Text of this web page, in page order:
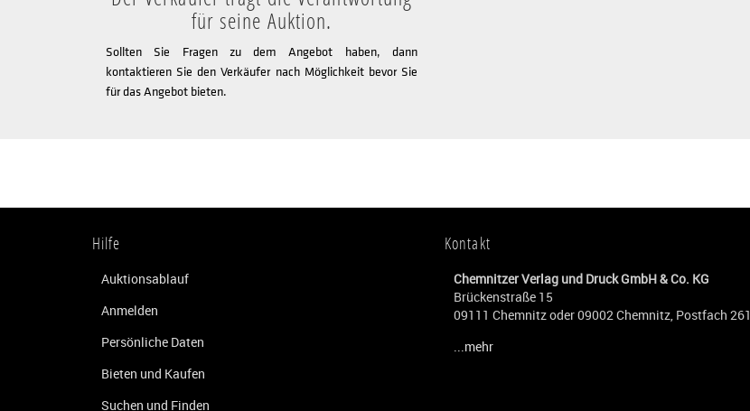
für seine Auktion.
Sollten Sie Fragen zu dem Angebot haben, dann
kontaktieren Sie den Verkäufer nach Möglichkeit bevor Sie
für das Angebot bieten.
Hilfe
Auktionsablauf
Anmelden
Persönliche Daten
Bieten und Kaufen
Suchen und Finden
Kontakt
Chemnitzer Verlag und Druck GmbH & Co. KG
Brückenstraße 15
09111 Chemnitz oder 09002 Chemnitz, Postfach 261
...mehr